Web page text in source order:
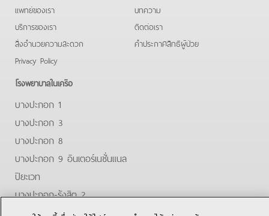
แพทย์ของเรา
บริการของเรา
สิ่งอำนวยความสะดวก
Privacy Policy
บทความ
ติดต่อเรา
คําประกาศสิทธิผู้ป่วย
โรงพยาบาลในเครือ
บางปะกอก 1
บางปะกอก 3
บางปะกอก 8
บางปะกอก 9 อินเตอร์เนชั่นแนล
ปิยะเวท
บางปะกอก-รังสิต 2